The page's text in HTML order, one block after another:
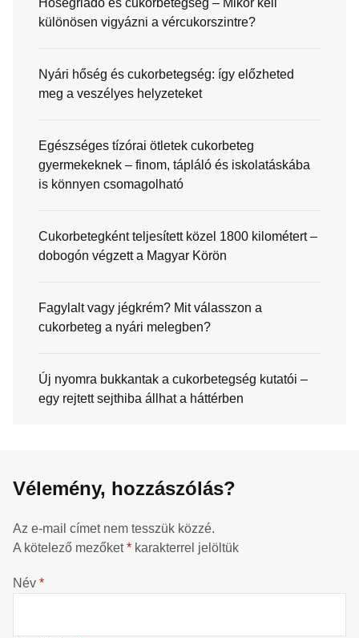
Hőségriadó és cukorbetegség – Mikor kell
különösen vigyázni a vércukorszintre?
Nyári hőség és cukorbetegség: így előzheted
meg a veszélyes helyzeteket
Egészséges tízórai ötletek cukorbeteg
gyermekeknek – finom, tápláló és iskolatáskába
is könnyen csomagolható
Cukorbetegként teljesített közel 1800 kilométert –
dobogón végzett a Magyar Körön
Fagylalt vagy jégkrém? Mit válasszon a
cukorbeteg a nyári melegben?
Új nyomra bukkantak a cukorbetegség kutatói –
egy rejtett sejthiba állhat a háttérben
Vélemény, hozzászólás?
Az e-mail címet nem tesszük közzé.
A kötelező mezőket* karakterrel jelöltük
Név *